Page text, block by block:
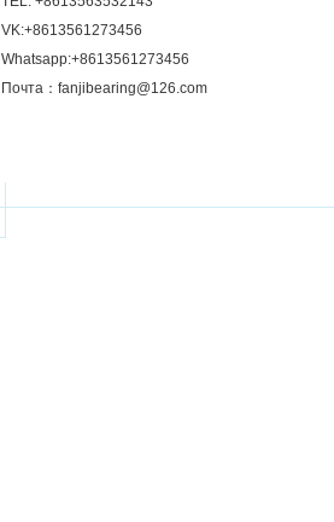
VK:+8613561273456
Whatsapp:+8613561273456
Почта：fanjibearing@126.com